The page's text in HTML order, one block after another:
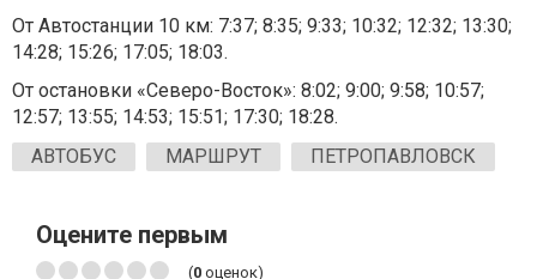
От Автостанции 10 км: 7:37; 8:35; 9:33; 10:32; 12:32; 13:30;
14:28; 15:26; 17:05; 18:03.
От остановки «Северо-Восток»: 8:02; 9:00; 9:58; 10:57;
12:57; 13:55; 14:53; 15:51; 17:30; 18:28.
АВТОБУС
МАРШРУТ ПЕТРОПАВЛОВСК
Оцените первым
(0 оценок)